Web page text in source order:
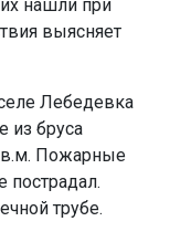
нашли при
выясняет
Лебедевка
из бруса
Пожарные
пострадал.
трубе.